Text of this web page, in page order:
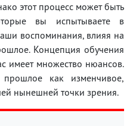
этот процесс может быть
вы испытываете в
воспоминания, влияя на
Концепция обучения
имеет множество нюансов.
прошлое как изменчивое,
нынешней точки зрения.